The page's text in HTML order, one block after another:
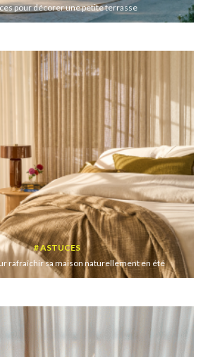
pour décorer une petite terrasse
ASTUCES
rafraîchir sa maison naturellement en été